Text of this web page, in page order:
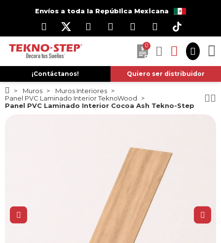
Envíos a toda la República Mexicana
0
¡Contáctanos! Quiero ser distribuidor
Muros
Muros Interiores
Panel PVC Laminado Interior TeknoWood
Panel PVC Laminado Interior Cocoa Ash Tekno-Step